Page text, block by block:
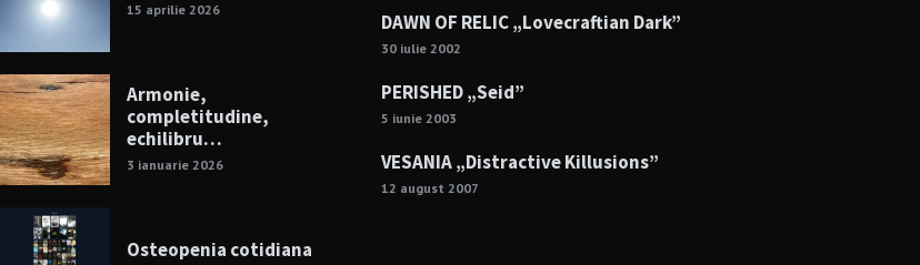
15 aprilie 2026
Armonie,
completitudine,
echilibru…
3 ianuarie 2026
Osteopenia cotidiana
DAWN OF RELIC „Lovecraftian Dark”
30 iulie 2002
PERISHED „Seid”
5 iunie 2003
VESANIA „Distractive Killusions”
12 august 2007